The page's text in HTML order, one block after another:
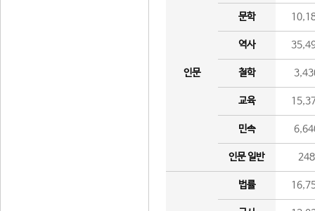
인문
문학
역사
철학
교육
민속
인문 일반 248
법률